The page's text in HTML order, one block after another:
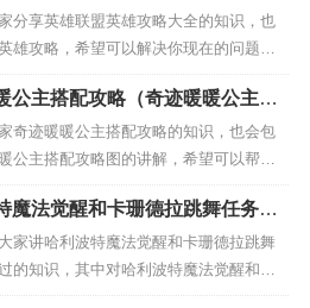
分享英雄联盟英雄攻略大全的知识，也
雄攻略，希望可以解决你现在的问题！
览： 1、英雄联盟LOL新手攻略是什么？
盟出装攻略 强大英雄出装攻略 3、LOL英
有哪些技巧? 英雄联盟LOL新手攻略是什
玩，别管你承不承认，都是菜鸟...
公主搭配攻略（奇迹暖暖公主搭
）
奇迹暖暖公主搭配攻略的知识，也会包
公主搭配攻略图的讲解，希望可以帮助
在的问题！ 本文目录一览： 1、奇迹暖
15-3高分搭配攻略 2、奇迹暖暖第三章公
配 S级搭配攻略 3、奇迹暖暖第十三章1
攻略 奇迹暖暖第十五章15-3高分搭配...
魔法觉醒和卡珊德拉跳舞任务怎
利波特魔法觉醒和卡珊德拉共
家讲哈利波特魔法觉醒和卡珊德拉跳舞
的知识，其中对哈利波特魔法觉醒和卡
相关的知识也会有介绍，希望可以帮助